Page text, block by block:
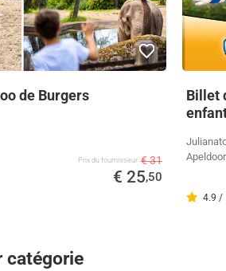
de Burgers
Prix ​​du fournisseur € 31
€ 25,50
Billet
4.9 /
catégorie